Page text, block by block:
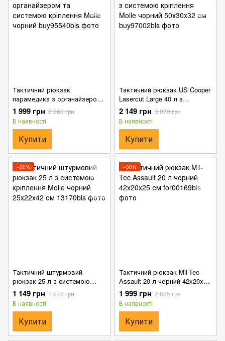
Тактичний рюкзак
парамедика з органайзером
та системою кріплення Molle
чорний
1 999 грн 2 860 грн
В наявності
Купити
Тактичний рюкзак US Cooper
Lasercut Large 40 л з
системою кріплення Molle
чорний 50х30х32 см
2 149 грн 3 070 грн
В наявності
Купити
−30%
Тактичний штурмовий
рюкзак 25 л з системою
кріплення Molle чорний
25х22х42 см
1 149 грн 1 645 грн
В наявності
Купити
−30%
Тактичний рюкзак Mil-Tec
Assault 20 л чорний 42x20x25
см
1 999 грн 2 855 грн
В наявності
Купити